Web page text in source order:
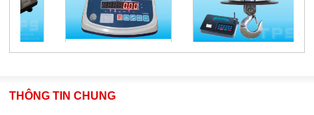
THÔNG TIN CHUNG